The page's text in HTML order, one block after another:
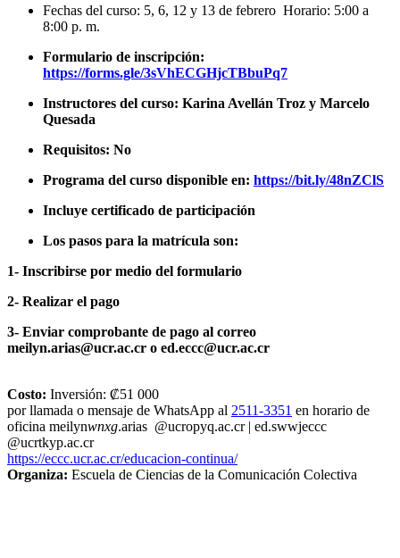
Fechas del curso: 5, 6, 12 y 13 de febrero Horario: 5:00 a
8:00 p. m.
Formulario de inscripción:
https://forms.gle/3sVhECGHjcTBbuPq7
Instructores del curso: Karina Avellán Troz y Marcelo
Quesada
Requisitos: No
Programa del curso disponible en: https://bit.ly/48nZClS
Incluye certificado de participación
Los pasos para la matrícula son:
1- Inscribirse por medio del formulario
2- Realizar el pago
3- Enviar comprobante de pago al correo
meilyn.arias@ucr.ac.cr o ed.eccc@ucr.ac.cr
Costo: Inversión: ₡51 000
por llamada o mensaje de WhatsApp al 2511-3351 en horario de
oficina meilynwnxg.arias @ucropyq.ac.cr| ed.swwjeccc
@ucrtkyp.ac.cr
https://eccc.ucr.ac.cr/educacion-continua/
Organiza: Escuela de Ciencias de la Comunicación Colectiva